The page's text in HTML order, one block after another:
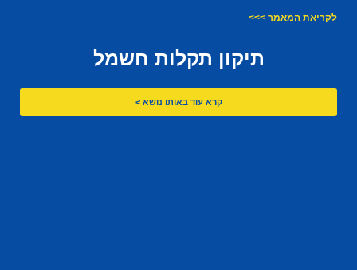
לקריאת המאמר >>>
תיקון תקלות חשמל
קרא עוד באותו נושא >